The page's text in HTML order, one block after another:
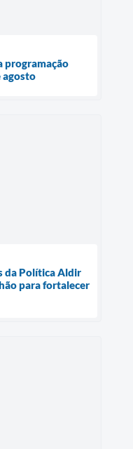
programação
agosto
da Política Aldir
para fortalecer